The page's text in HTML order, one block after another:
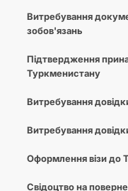
Витребування
зобов'язань
Підтвердження
Туркменистану
Витребування
Витребування
Оформлення візи до
Свідоцтво на